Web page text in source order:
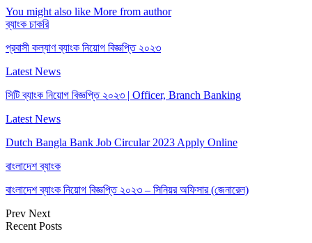
You might also like More from author
ব্যাংক চাকরি
প্রবাসী কল্যাণ ব্যাংক নিয়োগ বিজ্ঞপ্তি ২০২৩
Latest News
সিটি ব্যাংক নিয়োগ বিজ্ঞপ্তি ২০২৩ | Officer, Branch Banking
Latest News
Dutch Bangla Bank Job Circular 2023 Apply Online
বাংলাদেশ ব্যাংক
বাংলাদেশ ব্যাংক নিয়োগ বিজ্ঞপ্তি ২০২৩ – সিনিয়র অফিসার (জেনারেল)
Prev Next
Recent Posts